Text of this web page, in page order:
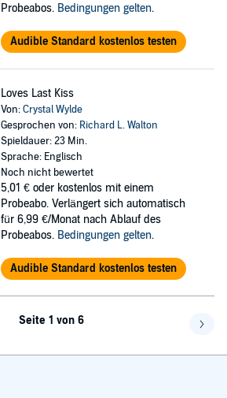
Probeabos. Bedingungen gelten.
Audible Standard kostenlos testen
Loves Last Kiss
Von:Crystal Wylde
Gesprochen von: Richard L. Walton
Spieldauer: 23 Min.
Sprache: Englisch
Noch nicht bewertet
5,01 € oder kostenlos mit einem
Probeabo. Verlängert sich automatisch
für 6,99 €/Monat nach Ablauf des
Probeabos. Bedingungen gelten.
Audible Standard kostenlos testen
Seite 1 von 6